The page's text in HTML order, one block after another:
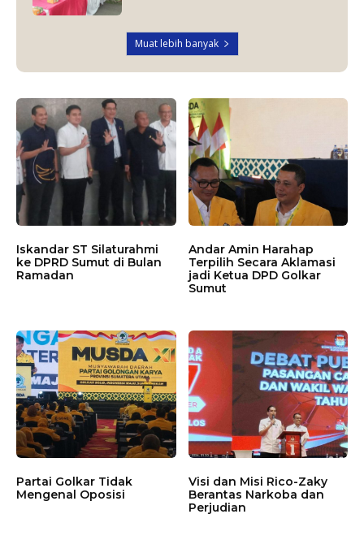
Muat lebih banyak
Iskandar ST Silaturahmi
ke DPRD Sumut di Bulan
Ramadan
Andar Amin Harahap
Terpilih Secara Aklamasi
jadi Ketua DPD Golkar
Sumut
Partai Golkar Tidak
Mengenal Oposisi
Visi dan Misi Rico-Zaky
Berantas Narkoba dan
Perjudian